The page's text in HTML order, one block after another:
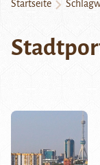
Startseite